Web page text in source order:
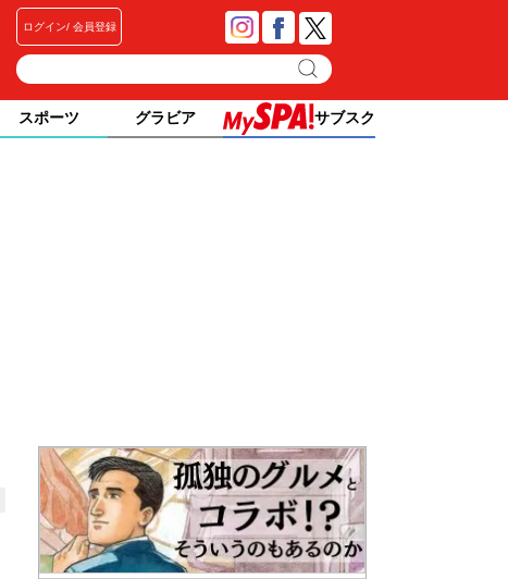
ログイン 会員登録
スポーツ グラビア サブスク